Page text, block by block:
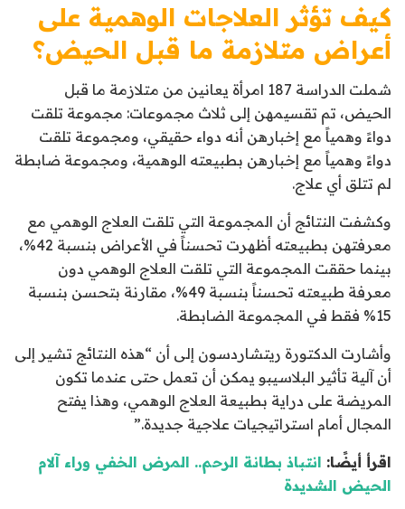
كيف تؤثر العلاجات الوهمية على
أعراض متلازمة ما قبل الحيض؟
شملت الدراسة 187 امرأة يعانين من متلازمة ما قبل
الحيض، تم تقسيمهن إلى ثلاث مجموعات: مجموعة تلقت
دواءً وهمياً مع إخبارهن أنه دواء حقيقي، ومجموعة تلقت
دواءً وهمياً مع إخبارهن بطبيعته الوهمية، ومجموعة ضابطة
لم تتلق أي علاج.
وكشفت النتائج أن المجموعة التي تلقت العلاج الوهمي مع
معرفتهن بطبيعته أظهرت تحسناً في الأعراض بنسبة 42%،
بينما حققت المجموعة التي تلقت العلاج الوهمي دون
معرفة طبيعته تحسناً بنسبة 49%، مقارنة بتحسن بنسبة
15% فقط في المجموعة الضابطة.
وأشارت الدكتورة ريتشاردسون إلى أن “هذه النتائج تشير إلى
أن آلية تأثير البلاسيبو يمكن أن تعمل حتى عندما تكون
المريضة على دراية بطبيعة العلاج الوهمي، وهذا يفتح
المجال أمام استراتيجيات علاجية جديدة.”
اقرأ أيضًا: انتباذ بطانة الرحم.. المرض الخفي وراء آلام
الحيض الشديدة